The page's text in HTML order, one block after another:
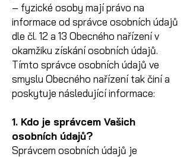
– fyzické osoby mají právo na
informace od správce osobních údajů
dle čl. 12 a 13 Obecného nařízení v
okamžiku získání osobních údajů.
Tímto správce osobních údajů ve
smyslu Obecného nařízení tak činí a
poskytuje následující informace:
1. Kdo je správcem Vašich
osobních údajů?
Správcem osobních údajů je